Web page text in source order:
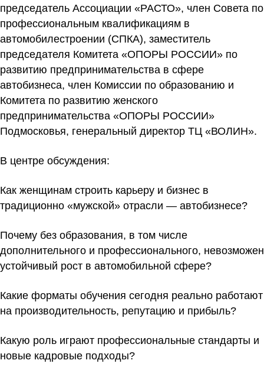
председатель Ассоциации «РАСТО», член Совета по
профессиональным квалификациям в
автомобилестроении (СПКА), заместитель
председателя Комитета «ОПОРЫ РОССИИ» по
развитию предпринимательства в сфере
автобизнеса, член Комиссии по образованию и
Комитета по развитию женского
предпринимательства «ОПОРЫ РОССИИ»
Подмосковья, генеральный директор ТЦ «ВОЛИН».
В центре обсуждения:
Как женщинам строить карьеру и бизнес в
традиционно «мужской» отрасли — автобизнесе?
Почему без образования, в том числе
дополнительного и профессионального, невозможен
устойчивый рост в автомобильной сфере?
Какие форматы обучения сегодня реально работают
на производительность, репутацию и прибыль?
Какую роль играют профессиональные стандарты и
новые кадровые подходы?